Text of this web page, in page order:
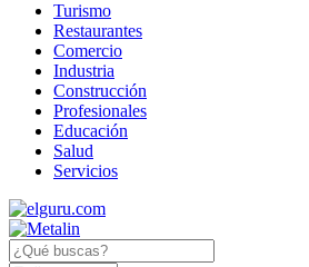
Turismo
Restaurantes
Comercio
Industria
Construcción
Profesionales
Educación
Salud
Servicios